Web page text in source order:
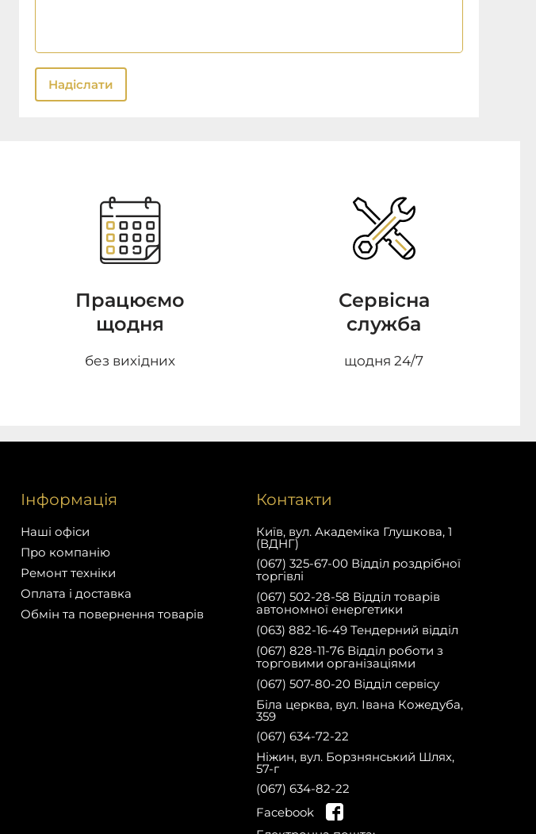
Надіслати
Працюємо
щодня
без вихідних
Сервісна
служба
щодня 24/7
Інформація
Наші офіси
Про компанію
Ремонт техніки
Оплата і доставка
Обмін та повернення товарів
Контакти
Київ, вул. Академіка Глушкова, 1
(ВДНГ)
(067) 325-67-00 Відділ роздрібної
торгівлі
(067) 502-28-58 Відділ товарів
автономної енергетики
(063) 882-16-49 Тендерний відділ
(067) 828-11-76 Відділ роботи з
торговими організаціями
(067) 507-80-20 Відділ сервісу
Біла церква, вул. Івана Кожедуба,
359
(067) 634-72-22
Ніжин, вул. Борзнянський Шлях,
57-г
(067) 634-82-22
Facebook
Зареєструйсяна сайті та отримай
знижку 10% на запчастини на першу